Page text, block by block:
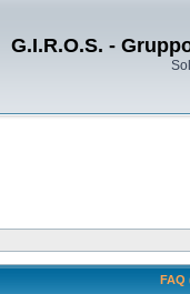
G.I.R.O.S. -
FAQ